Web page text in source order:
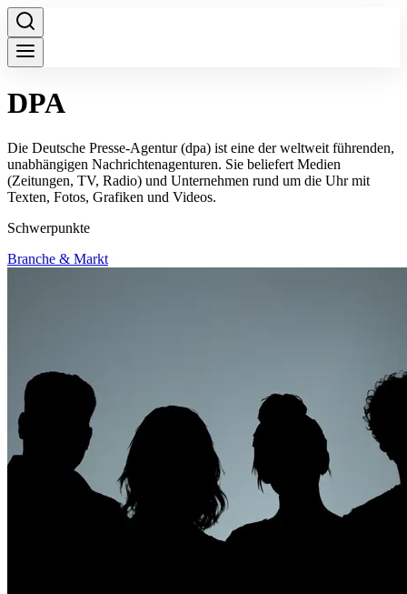
DPA
Die Deutsche Presse-Agentur (dpa) ist eine der weltweit führenden,
unabhängigen Nachrichtenagenturen. Sie beliefert Medien
(Zeitungen, TV, Radio) und Unternehmen rund um die Uhr mit
Texten, Fotos, Grafiken und Videos.
Schwerpunkte
Branche & Markt